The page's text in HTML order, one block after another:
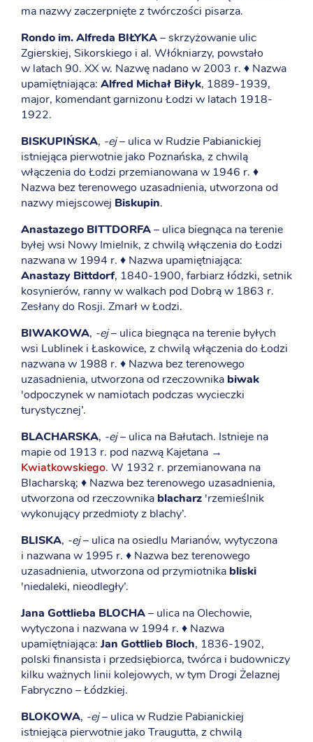
ma nazwy zaczerpnięte z twórczości pisarza.
Rondo im. Alfreda BIŁYKA– skrzyżowanie ulic
Zgierskiej, Sikorskiego i al. Włókniarzy, powstało
w latach 90. XX w. Nazwę nadano w 2003 r. ♦ Nazwa
upamiętniająca: Alfred Michał Biłyk, 1889-1939,
major, komendant garnizonu Łodzi w latach 1918-
1922.
BISKUPIŃSKA, -ej– ulica w Rudzie Pabianickiej
istniejąca pierwotnie jako Poznańska, z chwilą
włączenia do Łodzi przemianowana w 1946 r. ♦
Nazwa bez terenowego uzasadnienia, utworzona od
nazwy miejscowej Biskupin.
Anastazego BITTDORFA– ulica biegnąca na terenie
byłej wsi Nowy Imielnik, z chwilą włączenia do Łodzi
nazwana w 1994 r. ♦ Nazwa upamiętniająca:
Anastazy Bittdorf, 1840-1900, farbiarz łódzki, setnik
kosynierów, ranny w walkach pod Dobrą w 1863 r.
Zesłany do Rosji. Zmarł w Łodzi.
BIWAKOWA, -ej– ulica biegnąca na terenie byłych
wsi Lublinek i Łaskowice, z chwilą włączenia do Łodzi
nazwana w 1988 r. ♦ Nazwa bez terenowego
uzasadnienia, utworzona od rzeczownika biwak
'odpoczynek w namiotach podczas wycieczki
turystycznej’.
BLACHARSKA, -ej– ulica na Bałutach. Istnieje na
mapie od 1913 r. pod nazwą Kajetana →
Kwiatkowskiego. W 1932 r. przemianowana na
Blacharską; ♦ Nazwa bez terenowego uzasadnienia,
utworzona od rzeczownika blacharz 'rzemieślnik
wykonujący przedmioty z blachy’.
BLISKA, -ej– ulica na osiedlu Marianów, wytyczona
i nazwana w 1995 r. ♦ Nazwa bez terenowego
uzasadnienia, utworzona od przymiotnika bliski
'niedaleki, nieodległy’.
Jana Gottlieba BLOCHA– ulica na Olechowie,
wytyczona i nazwana w 1994 r. ♦ Nazwa
upamiętniająca:Jan Gottlieb Bloch, 1836-1902,
polski finansista i przedsiębiorca, twórca i budowniczy
kilku ważnych linii kolejowych, w tym Drogi Żelaznej
Fabryczno – Łódzkiej.
BLOKOWA, -ej– ulica w Rudzie Pabianickiej
istniejąca pierwotnie jako Traugutta, z chwilą